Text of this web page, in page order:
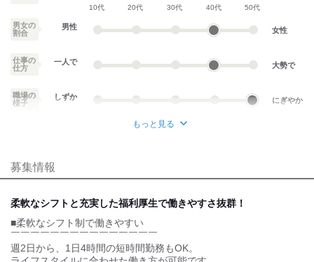
10代 20代 30代 40代 50代
男女の
割合
男性 女性
仕事の
仕方
一人で 大勢で
職場の
様子
しずか にぎやか
個性が生かせる
デスクワーク 立ち仕事
お客様との対話が
少ない
力仕事が少ない
もっと見る
募集情報
柔軟なシフトと充実した福利厚生で働きやすさ抜群！
■柔軟なシフト制で働きやすい
￣￣￣￣￣￣￣￣￣￣￣￣￣￣￣
週2日から、1日4時間の短時間勤務もOK。